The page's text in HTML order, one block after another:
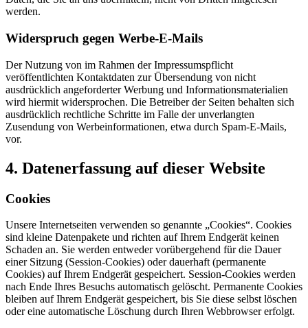
werden.
Widerspruch gegen Werbe-E-Mails
Der Nutzung von im Rahmen der Impressumspflicht
veröffentlichten Kontaktdaten zur Übersendung von nicht
ausdrücklich angeforderter Werbung und Informationsmaterialien
wird hiermit widersprochen. Die Betreiber der Seiten behalten sich
ausdrücklich rechtliche Schritte im Falle der unverlangten
Zusendung von Werbeinformationen, etwa durch Spam-E-Mails,
vor.
4. Datenerfassung auf dieser Website
Cookies
Unsere Internetseiten verwenden so genannte „Cookies“. Cookies
sind kleine Datenpakete und richten auf Ihrem Endgerät keinen
Schaden an. Sie werden entweder vorübergehend für die Dauer
einer Sitzung (Session-Cookies) oder dauerhaft (permanente
Cookies) auf Ihrem Endgerät gespeichert. Session-Cookies werden
nach Ende Ihres Besuchs automatisch gelöscht. Permanente Cookies
bleiben auf Ihrem Endgerät gespeichert, bis Sie diese selbst löschen
oder eine automatische Löschung durch Ihren Webbrowser erfolgt.